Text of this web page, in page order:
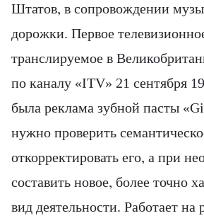
Штатов, в сопровождении
дорожки. Первое
транслируемое в
по каналу «ITV» 21 сентября
была реклама зубной пасты
нужно проверить
откорректировать его, а при
составить новое, более точно
вид деятельности. Работает на